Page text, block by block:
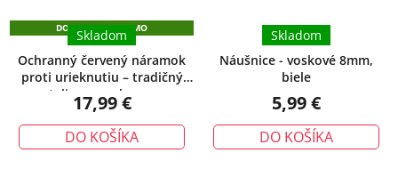
DOPRAVA ZADARMO
Ochranný červený náramok
proti urieknutiu – tradičný
talizman ochrany
Skladom
17,99 €
DO KOŠÍKA
Náušnice - voskové 8mm,
biele
Skladom
5,99 €
DO KOŠÍKA